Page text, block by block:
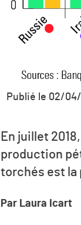
Publié le 02/
En juillet
production
torchés est la
Par Laura Icart